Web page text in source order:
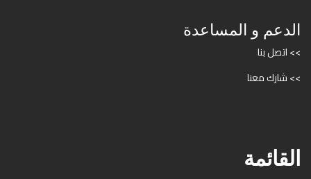
الدعم و المساعدة
>> اتصل بنا
>> شارك معنا
القائمة